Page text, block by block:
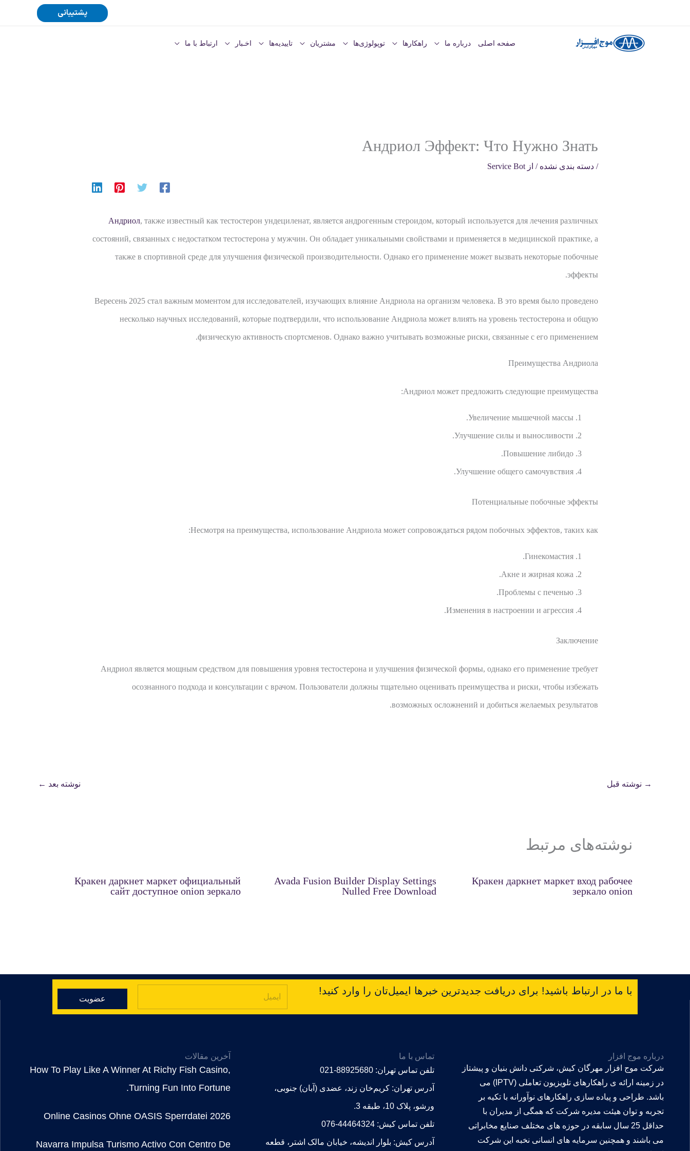
پشتیبانی
صفحه اصلی درباره ما راهکارها توپولوژی‌ها مشتریان تاییدیه‌ها اخـبار ارتباط با ما
Андриол Эффект: Что Нужно Знать
/ دسته بندی نشده / از Service Bot
Андриол, также известный как тестостерон ундециленат, является андрогенным стероидом, который используется для лечения различных
состояний, связанных с недостатком тестостерона у мужчин. Он обладает уникальными свойствами и применяется в медицинской практике, а
также в спортивной среде для улучшения физической производительности. Однако его применение может вызвать некоторые побочные
эффекты.
Вересень 2025 стал важным моментом для исследователей, изучающих влияние Андриола на организм человека. В это время было проведено
несколько научных исследований, которые подтвердили, что использование Андриола может влиять на уровень тестостерона и общую
физическую активность спортсменов. Однако важно учитывать возможные риски, связанные с его применением.
Преимущества Андриола
Андриол может предложить следующие преимущества:
Увеличение мышечной массы.
Улучшение силы и выносливости.
Повышение либидо.
Улучшение общего самочувствия.
Потенциальные побочные эффекты
Несмотря на преимущества, использование Андриола может сопровождаться рядом побочных эффектов, таких как:
Гинекомастия.
Акне и жирная кожа.
Проблемы с печенью.
Изменения в настроении и агрессия.
Заключение
Андриол является мощным средством для повышения уровня тестостерона и улучшения физической формы, однако его применение требует
осознанного подхода и консультации с врачом. Пользователи должны тщательно оценивать преимущества и риски, чтобы избежать
возможных осложнений и добиться желаемых результатов.
→ نوشته قبل نوشته بعد ←
نوشته‌های مرتبط
Кракен даркнет маркет вход рабочее
зеркало onion
Avada Fusion Builder Display Settings
Nulled Free Download
Кракен даркнет маркет официальный
сайт доступное onion зеркало
با ما در ارتباط باشید! برای دریافت جدیدترین خبرها ایمیل‌تان را وارد کنید!
عضویت
درباره موج افزار
شرکت موج افزار مهرگان کیش، شرکتی دانش بنیان و پیشتاز
در زمینه ارائه ی راهکارهای تلویزیون تعاملی (IPTV) می
باشد. طراحی و پیاده سازی راهکارهای نوآورانه با تکیه بر
تجربه و توان هیئت مدیره شرکت که همگی از مدیران با
حداقل 25 سال سابقه در حوزه های مختلف صنایع مخابراتی
می باشند و همچنین سرمایه های انسانی نخبه این شرکت
تماس با ما
تلفن تماس تهران: 88925680-021
آدرس تهران: کریم‌خان زند، عضدی (آبان) جنوبی،
ورشو، پلاک 10، طبقه 3.
تلفن تماس کیش: 44464324-076
آدرس کیش: بلوار اندیشه، خیابان مالک اشتر، قطعه
آخرین مقالات
How To Play Like A Winner At Richy Fish Casino,
Turning Fun Into Fortune.
Online Casinos Ohne OASIS Sperrdatei 2026
Navarra Impulsa Turismo Activo Con Centro De